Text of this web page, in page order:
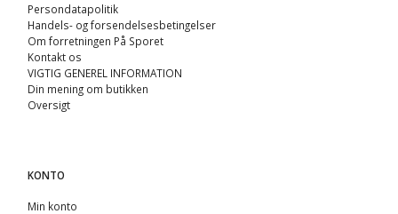
Persondatapolitik
Handels- og forsendelsesbetingelser
Om forretningen På Sporet
Kontakt os
VIGTIG GENEREL INFORMATION
Din mening om butikken
Oversigt
KONTO
Min konto